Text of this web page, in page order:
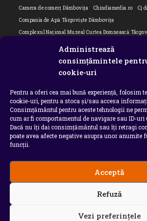
Administrează
consimțămintele
cookie-uri
Pentru a oferi cea mai bună experiență, folosim
cookie-uri, pentru a stoca și/sau accesa
Consimțământul pentru aceste tehnologii ne
cum ar fi comportamentul de navigare sau ID-uri
Dacă nu îți dai consimțământul sau îți retragi
poate avea afecte negative asupra unor anumite
funcții.
Acceptă
Refuză
Vezi preferințele
Camera de comerț Dâmbovița
Chindiamedia.ro
Cj
Compania de Apă Târgoviște Dâmbovița
Complexul Național Muzeal Curtea Domnească
Flori Bungete
intreruperi energie electrica
ipj dambovita
MApN
Ministerul Educației ministerul sanatatii
Oana Filip
Prefectura dambovita Primaria
primaria Răzvad
Primaria Ulmi primăria
psiholog
Serial Situatia Covid 19 Dambovita
Universitatea Valahia
Copyright 2026 - Chindia
Utilizatorii pot descarca si tipari
INTERZISE copierea, reproducerea,